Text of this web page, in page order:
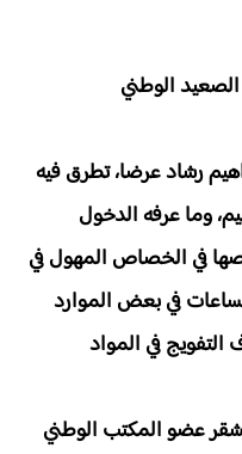
رشاد عرضا، تطرق فيه
وما عرفه الدخول
في الخصاص المهول في
في بعض الموارد
التفويج في المواد
عضو المكتب الوطني